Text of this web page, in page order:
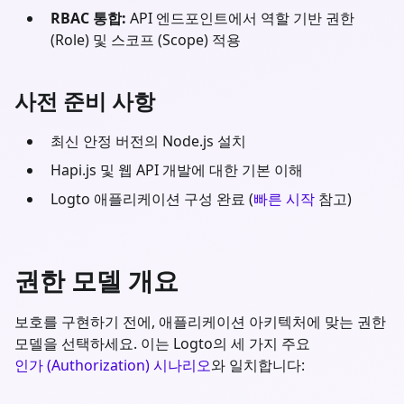
RBAC 통합: API 엔드포인트에서 역할 기반 권한
(Role) 및 스코프 (Scope) 적용
사전 준비 사항
최신 안정 버전의 Node.js 설치
Hapi.js 및 웹 API 개발에 대한 기본 이해
Logto 애플리케이션 구성 완료 (빠른 시작 참고)
권한 모델 개요
보호를 구현하기 전에, 애플리케이션 아키텍처에 맞는 권한
모델을 선택하세요. 이는 Logto의 세 가지 주요
인가 (Authorization) 시나리오와 일치합니다: